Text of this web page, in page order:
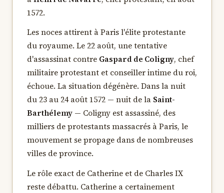
1572.
Les noces attirent à Paris l'élite protestante
du royaume. Le 22 août, une tentative
d'assassinat contre Gaspard de Coligny, chef
militaire protestant et conseiller intime du roi,
échoue. La situation dégénère. Dans la nuit
du 23 au 24 août 1572 — nuit de la Saint-
Barthélemy— Coligny est assassiné, des
milliers de protestants massacrés à Paris, le
mouvement se propage dans de nombreuses
villes de province.
Le rôle exact de Catherine et de Charles IX
reste débattu. Catherine a certainement